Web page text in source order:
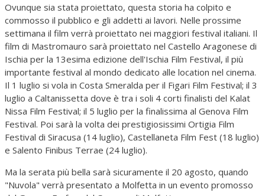
Ovunque sia stata proiettato, questa storia ha colpito e
commosso il pubblico e gli addetti ai lavori. Nelle prossime
settimana il film verrà proiettato nei maggiori festival italiani. Il
film di Mastromauro sarà proiettato nel Castello Aragonese di
Ischia per la 13esima edizione dell'Ischia Film Festival, il più
importante festival al mondo dedicato alle location nel cinema.
Il 1 luglio si vola in Costa Smeralda per il Figari Film Festival; il 3
luglio a Caltanissetta dove è tra i soli 4 corti finalisti del Kalat
Nissa Film Festival; il 5 luglio per la finalissima al Genova Film
Festival. Poi sarà la volta dei prestigiosissimi Ortigia Film
Festival di Siracusa (14 luglio), Castellaneta Film Fest (18 luglio)
e Salento Finibus Terrae (24 luglio).
Ma la serata più bella sarà sicuramente il 20 agosto, quando
"Nuvola" verrà presentato a Molfetta in un evento promosso